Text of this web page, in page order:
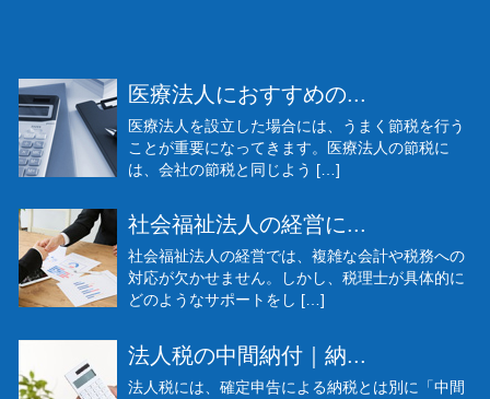
医療法人におすすめの...
医療法人を設立した場合には、うまく節税を行う
ことが重要になってきます。医療法人の節税に
は、会社の節税と同じよう […]
社会福祉法人の経営に...
社会福祉法人の経営では、複雑な会計や税務への
対応が欠かせません。しかし、税理士が具体的に
どのようなサポートをし […]
法人税の中間納付｜納...
法人税には、確定申告による納税とは別に「中間